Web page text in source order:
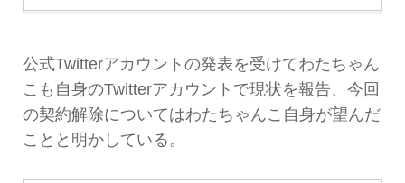
公式Twitterアカウントの発表を受けてわたちゃん
こも自身のTwitterアカウントで現状を報告、今回
の契約解除についてはわたちゃんこ自身が望んだ
ことと明かしている。